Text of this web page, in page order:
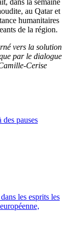
dans la semaine
au Qatar et
humanitaires
de la région.
vers la solution
par le dialogue
Cerise
pauses
les esprits les